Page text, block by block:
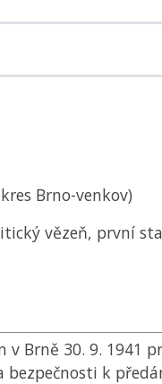
Brno-venkov)
vězeň, první
v Brně 30. 9. 1941
bezpečnosti k